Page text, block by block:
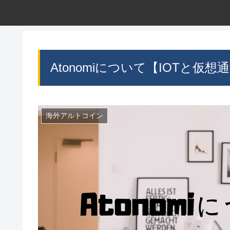
Atonomiについて【IOTと仮想
海外アルトコイン